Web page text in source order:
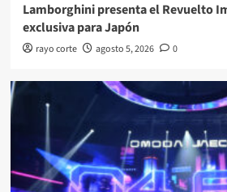
Lamborghini presenta el Revuelto
exclusiva para Japón
rayo corte agosto 5, 2026 0